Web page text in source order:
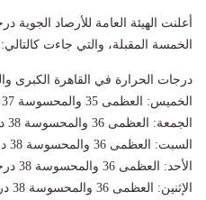
أعلنت الهيئة العامة للأرصاد الجوية
الخمسة المقبلة، والتي جاءت كالتالي:
درجات الحرارة في القاهرة الكبرى
الخميس: العظمى 35 والمحسوسة 37 درجة.
الجمعة: العظمى 36 والمحسوسة 38 درجة.
السبت: العظمى 36 والمحسوسة 38 درجة.
الأحد: العظمى 36 والمحسوسة 38 درجة.
الإثنين: العظمى 36 والمحسوسة 38 درجة.